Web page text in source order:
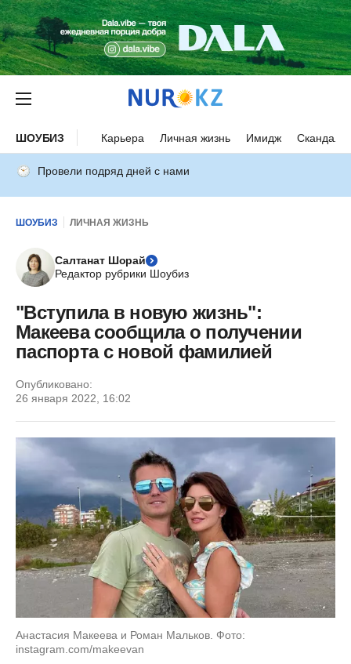
ШОУБИЗ Карьера Личная жизнь Имидж Скандалы
Провели подряд дней с нами
ШОУБИЗ ЛИЧНАЯ ЖИЗНЬ
Салтанат Шорай
Редактор рубрики Шоубиз
"Вступила в новую жизнь":
Макеева сообщила о получении
паспорта с новой фамилией
Опубликовано:
26 января 2022, 16:02
Анастасия Макеева и Роман Мальков. Фото:
instagram.com/makeevan